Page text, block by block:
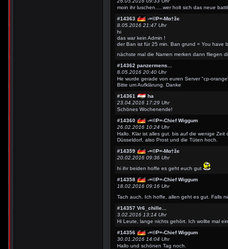
moin ihr luschen.....wer holt sich das neue
#14363
-=©P=-Мα†žє
8.05.2016 21:47 Uhr
hi
das war kein Admin !
der Ban ist für 25 min. Ban grund = You have
nächste mal die Namen merken dann fliegen
#14362 panzermens...
8.05.2016 20:40 Uhr
He wurde gerade von euren Server "cp-
Bitte um Aufklärung. Danke
#14361
ha
23.04.2016 17:29 Uhr
Schönes Wochenende!
#14360
-=©P=-Chief Wiggum
26.02.2016 10:24 Uhr
Hallo. Klar ist alles gut. bis auf die wenige Zeit
Düsseldorf, also Prost und die Tüten hoch.
#14359
-=©P=-Мα†žє
20.02.2016 09:36 Uhr
hi ihr beiden hoffe es geht euch gut
#14358
-=©P=-Chief Wiggum
18.02.2016 09:16 Uhr
Tach auch. Ich hoffe, allen geht es gut. Falls
#14357 Vr6_chille...
3.02.2016 13:14 Uhr
Hi Leute, lange nichts gehört. Ich wollte mal
#14356
-=©P=-Chief Wiggum
30.01.2016 14:04 Uhr
Hallo und schönen Tag noch.